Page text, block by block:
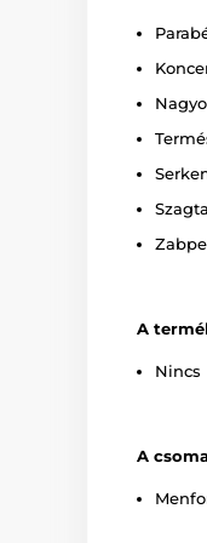
A
Nincs
A